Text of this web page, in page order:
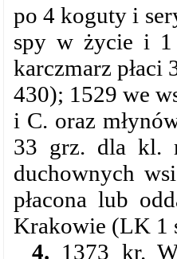
po 4 koguty i
spy w życie i 1
karczmarz płaci
430); 1529 we
i C. oraz
33 grz. dla kl.
duchownych
płacona lub
Krakowie (LK 1
4. 1373 kr.